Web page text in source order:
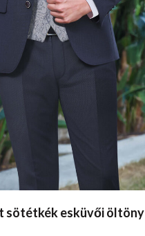
sötétkék esküvői öltöny